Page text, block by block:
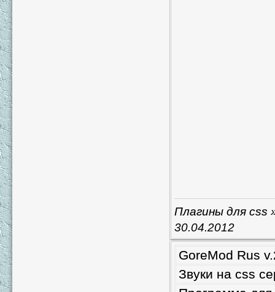
Плагины для css
30.04.2012
GoreMod Rus
Звуки на css